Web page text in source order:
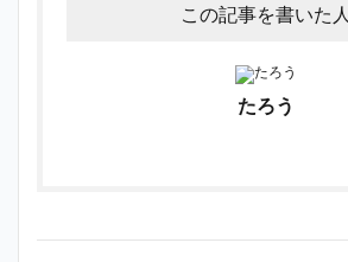
この記事を書いた人
たろう